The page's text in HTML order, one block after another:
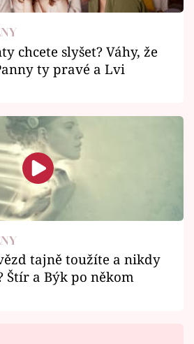
chcete slyšet? Váhy, že
ty pravé a Lvi
tajně toužíte a nikdy
Štír a Býk po někom